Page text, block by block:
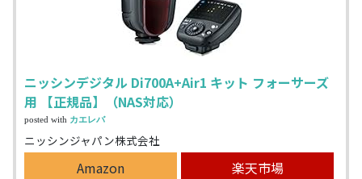
ニッシンデジタル Di700A+Air1 キット フォーサーズ
用 【正規品】（NAS対応）
posted with カエレバ
ニッシンジャパン株式会社
Amazon 楽天市場